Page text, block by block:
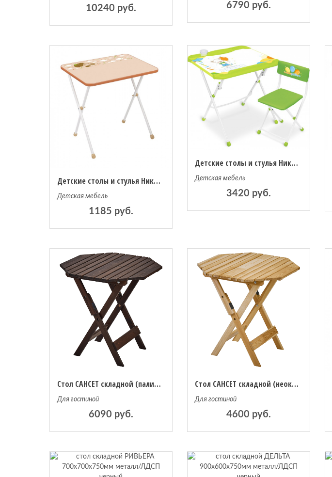
10240 руб. 6790 руб.
Детские столы и стулья Ника Стол складной Алина 2
Детская мебель
1185 руб.
Детские столы и стулья Ника Детский комплект мебели с медвежонком
Детская мебель
3420 руб.
Стол САНСЕТ складной (палисандр)
Для гостиной
6090 руб.
Стол САНСЕТ складной (неокрашенный)
Для гостиной
4600 руб.